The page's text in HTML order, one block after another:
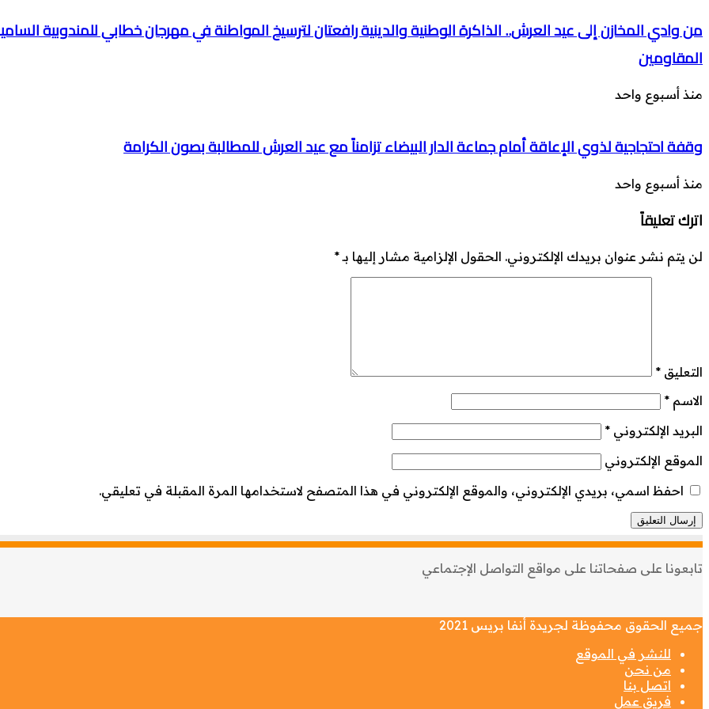
من وادي المخازن إلى عيد العرش.. الذاكرة الوطنية والدينية رافعتان لترسيخ المواطنة في مهرجان خطابي للمندوبية
المقاومين
منذ أسبوع واحد
وقفة احتجاجية لذوي الإعاقة أمام جماعة الدار البيضاء تزامناً مع عيد العرش للمطالبة بصون الكرامة
منذ أسبوع واحد
اترك تعليقاً
لن يتم نشر عنوان بريدك الإلكتروني. الحقول الإلزامية مشار إليها بـ*
التعليق *
الاسم *
البريد الإلكتروني *
الموقع الإلكتروني
احفظ اسمي، بريدي الإلكتروني، والموقع الإلكتروني في هذا المتصفح لاستخدامها المرة المقبلة في تعليقي.
تابعونا على صفحاتنا على مواقع التواصل الإجتماعي
جميع الحقوق محفوظة لجريدة أنفا بريس 2021
للنشر في الموقع
من نحن
اتصل بنا
فريق عمل